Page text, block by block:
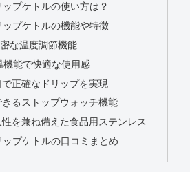
プケトルの使い方は？
プケトルの機能や特徴
な温度調節機能
機能で快適な使用感
で正確なドリップを実現
るストップウォッチ機能
を兼ね備えた食品用ステンレス
プケトルの口コミまとめ